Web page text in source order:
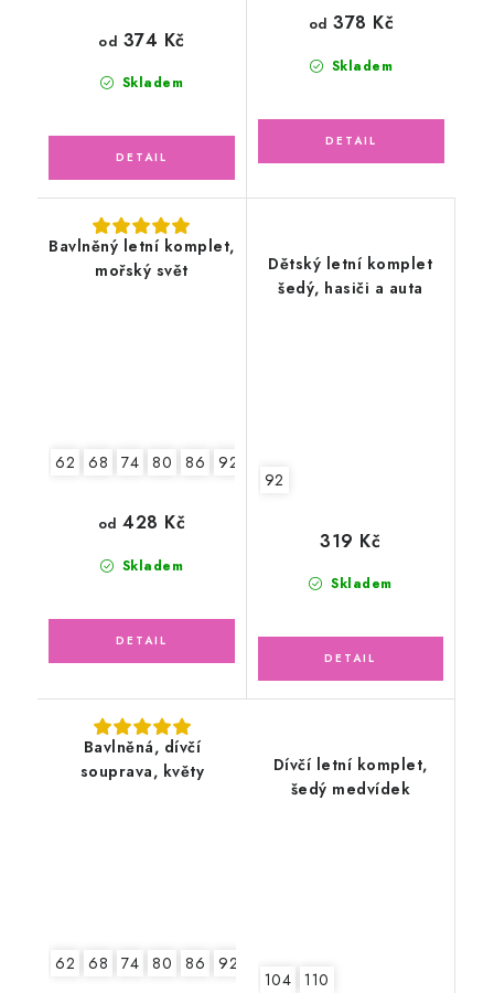
Skladem
od 374 Kč
Skladem
od 378 Kč
Bavlněný letní komplet,
mořský svět
62 68 74 80 86 92
Skladem
od 428 Kč
Dětský letní komplet
šedý, hasiči a auta
92
Skladem
319 Kč
Bavlněná, dívčí
souprava, květy
62 68 74 80 86 92
Dívčí letní komplet,
šedý medvídek
104 110